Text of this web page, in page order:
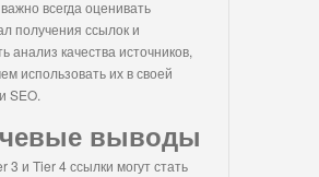
всегда оценивать
получения ссылок и
анализ качества источников,
использовать их в своей
SEO.
выводы
3 и Tier 4 ссылки могут стать